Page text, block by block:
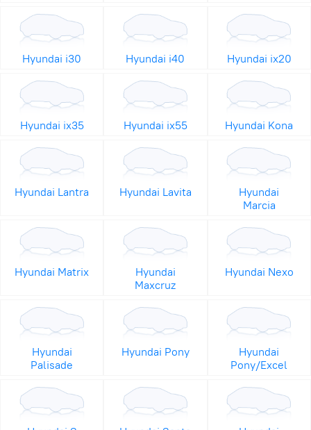
Hyundai i30 Hyundai i40 Hyundai ix20
Hyundai ix35 Hyundai ix55 Hyundai Kona
Hyundai Lantra Hyundai Lavita
Hyundai
Marcia
Hyundai Matrix
Hyundai
Maxcruz
Hyundai Nexo
Hyundai
Palisade
Hyundai Pony
Hyundai
Pony/Excel